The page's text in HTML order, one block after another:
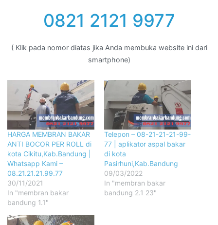
0821 2121 9977
( Klik pada nomor diatas jika Anda membuka website ini dari
smartphone)
HARGA MEMBRAN BAKAR
ANTI BOCOR PER ROLL di
kota Cikitu,Kab.Bandung |
Whatsapp Kami –
08.21.21.21.99.77
30/11/2021
In "membran bakar
bandung 1.1"
Telepon – 08-21-21-21-99-
77 | aplikator aspal bakar
di kota
Pasirhuni,Kab.Bandung
09/03/2022
In "membran bakar
bandung 2.1 23"